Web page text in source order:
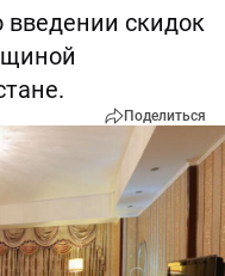
введении скидок
Поделиться